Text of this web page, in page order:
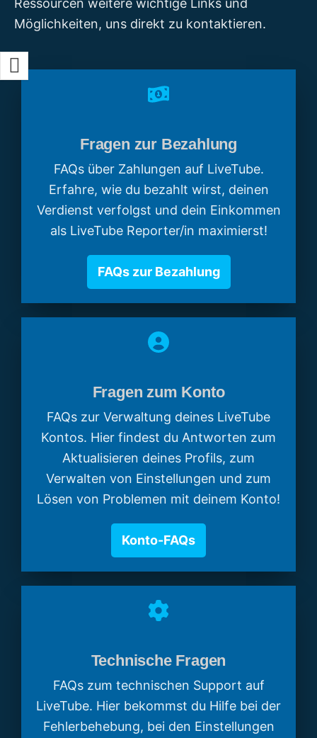
Ressourcen weitere wichtige Links und
Möglichkeiten, uns direkt zu kontaktieren.
Fragen zur Bezahlung
FAQs über Zahlungen auf LiveTube.
Erfahre, wie du bezahlt wirst, deinen
Verdienst verfolgst und dein Einkommen
als LiveTube Reporter/in maximierst!
FAQs zur Bezahlung
Fragen zum Konto
FAQs zur Verwaltung deines LiveTube
Kontos. Hier findest du Antworten zum
Aktualisieren deines Profils, zum
Verwalten von Einstellungen und zum
Lösen von Problemen mit deinem Konto!
Konto-FAQs
Technische Fragen
FAQs zum technischen Support auf
LiveTube. Hier bekommst du Hilfe bei der
Fehlerbehebung, bei den Einstellungen